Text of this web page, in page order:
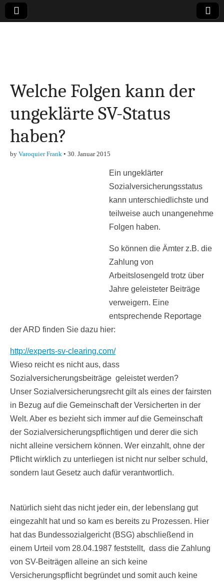
Finanzen,
Marketing-, Vertrieb-
& Investment-Tipps
Welche Folgen kann der
ungeklärte SV-Status
haben?
by Varoquier Frank • 30. Januar 2015
Ein ungeklärter
Sozialversicherungsstatus
kann unterschiedlichste und
teilweise auch unangenehme
Folgen haben.
So können die Ämter z.B. die
Zahlung von
Arbeitslosengeld trotz über
Jahre geleisteter Beiträge
verweigern. Eine
entsprechende Reportage
der ARD finden Sie dazu hier:
http://experts-sv-clearing.com/
Wieso reicht es nicht aus, dass
Sozialversicherungsbeiträge geleistet werden?
Unser Sozialversicherungsrecht gilt als eines der fairsten
in Bezug auf die Gemeinschaft der Versicherten in der
Welt. Aber es bezieht sich immer auf die Gemeinschaft
der Sozialversicherungspflichtigen und derer die sich
nicht alleine versichern können. Wer einzahlt, ohne der
Pflicht wirklich zu unterliegen ist nicht nur selber schuld,
sondern laut Gesetz auch dafür verantwortlich.
Natürlich sieht das nicht jeder ein, der lebenslang gut
eingezahlt hat und so kam es bereits zu Prozessen. Hier
hat das Bundessozialgericht (BSG) abschließend in
einem Urteil vom 28.04.1987 feststellt, dass die Zahlung
von SV-Beiträgen alleine an sich keine
Versicherungspflicht begründet und somit auch keine